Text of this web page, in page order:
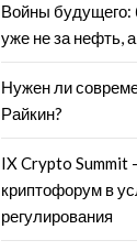
Войны будущего:
уже не за нефть,
Нужен ли
Райкин?
IX Crypto Summit
криптофорум в
регулирования